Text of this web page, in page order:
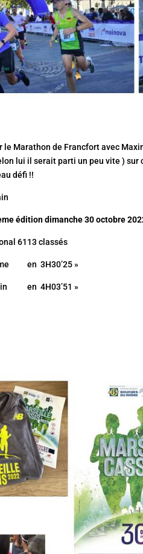
le Marathon de Francfort avec
lui il serait parti un peu vite )
défi !!
éditiondimanche 30 octobre
6113 classés
en 3H30’25 »
en 4H03’51 »